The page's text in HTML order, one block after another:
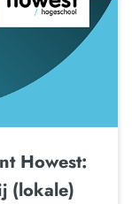
Howest:
(lokale)